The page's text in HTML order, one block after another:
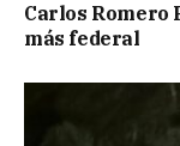
Carlos Romero
más federal